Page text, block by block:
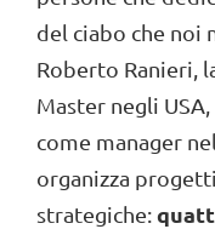
del ciabo che noi
Roberto Ranieri,
Master negli
come manager
organizza
strategiche:q